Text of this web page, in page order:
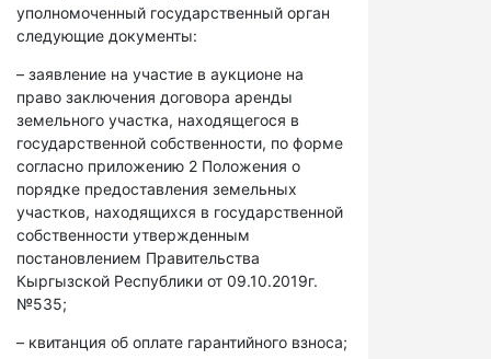
уполномоченный государственный орган
следующие документы:
– заявление на участие в аукционе на
право заключения договора аренды
земельного участка, находящегося в
государственной собственности, по форме
согласно приложению 2 Положения о
порядке предоставления земельных
участков, находящихся в государственной
собственности утвержденным
постановлением Правительства
Кыргызской Республики от 09.10.2019г.
№535;
– квитанция об оплате гарантийного взноса;